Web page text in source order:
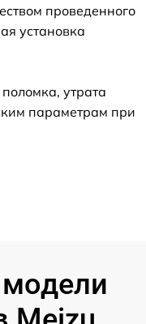
проведенного
установка
утрата
параметрам при